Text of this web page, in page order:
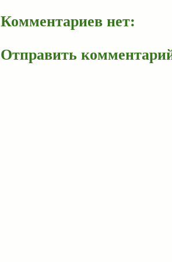
Комментариев нет:
Отправить